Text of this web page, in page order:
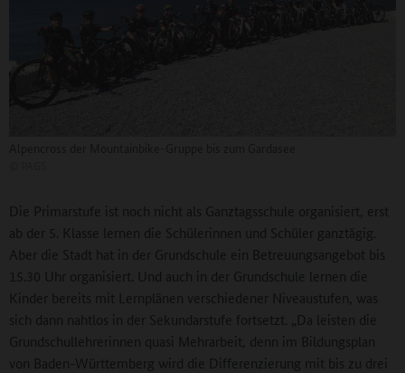
Die Primarstufe ist noch nicht als Ganztagsschule organisiert, erst
ab der 5. Klasse lernen die Schülerinnen und Schüler ganztägig.
Aber die Stadt hat in der Grundschule ein Betreuungsangebot bis
15.30 Uhr organisiert. Und auch in der Grundschule lernen die
Kinder bereits mit Lernplänen verschiedener Niveaustufen, was
sich dann nahtlos in der Sekundarstufe fortsetzt. „Da leisten die
Grundschullehrerinnen quasi Mehrarbeit, denn im Bildungsplan
von Baden-Württemberg wird die Differenzierung mit bis zu drei